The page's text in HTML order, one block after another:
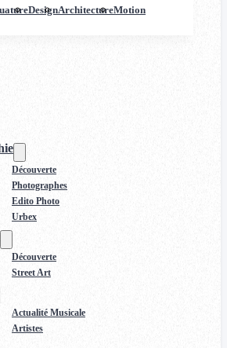
DesignArchitectureMotion
Découverte
Photographes
Edito Photo
Urbex
Découverte
Street Art
Actualité Musicale
Artistes